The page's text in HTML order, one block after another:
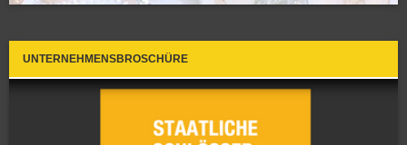
UNTERNEHMENSBROSCHÜRE